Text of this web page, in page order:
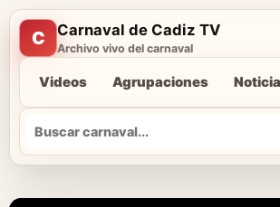
C Carnaval de Cadiz TV
Archivo vivo del carnaval
Videos Agrupaciones
Buscar